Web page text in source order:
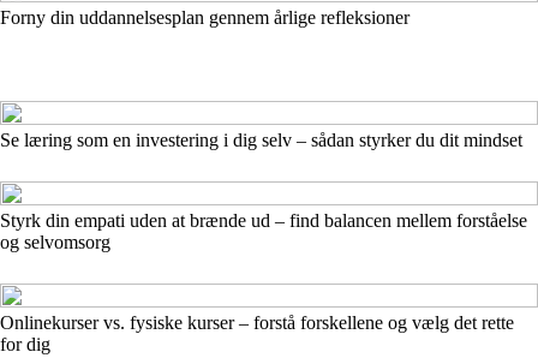
Forny din uddannelsesplan gennem årlige refleksioner
Se læring som en investering i dig selv – sådan styrker du dit mindset
Styrk din empati uden at brænde ud – find balancen mellem forståelse
og selvomsorg
Onlinekurser vs. fysiske kurser – forstå forskellene og vælg det rette
for dig